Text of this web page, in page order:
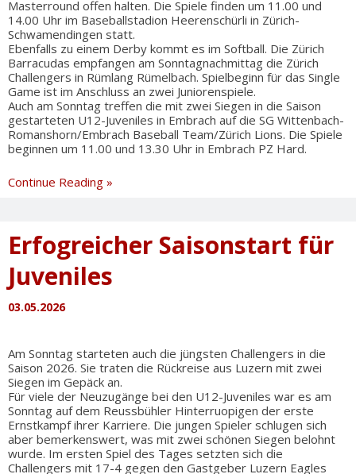
Masterround offen halten. Die Spiele finden um 11.00 und
14.00 Uhr im Baseballstadion Heerenschürli in Zürich-
Schwamendingen statt.
Ebenfalls zu einem Derby kommt es im Softball. Die Zürich
Barracudas empfangen am Sonntagnachmittag die Zürich
Challengers in Rümlang Rümelbach. Spielbeginn für das Single
Game ist im Anschluss an zwei Juniorenspiele.
Auch am Sonntag treffen die mit zwei Siegen in die Saison
gestarteten U12-Juveniles in Embrach auf die SG Wittenbach-
Romanshorn/Embrach Baseball Team/Zürich Lions. Die Spiele
beginnen um 11.00 und 13.30 Uhr in Embrach PZ Hard.
Continue Reading »
am
Erfogreicher Saisonstart für
Juveniles
03.05.2026
Am Sonntag starteten auch die jüngsten Challengers in die
Saison 2026. Sie traten die Rückreise aus Luzern mit zwei
Siegen im Gepäck an.
Für viele der Neuzugänge bei den U12-Juveniles war es am
Sonntag auf dem Reussbühler Hinterruopigen der erste
Ernstkampf ihrer Karriere. Die jungen Spieler schlugen sich
aber bemerkenswert, was mit zwei schönen Siegen belohnt
wurde. Im ersten Spiel des Tages setzten sich die
Challengers mit 17-4 gegen den Gastgeber Luzern Eagles